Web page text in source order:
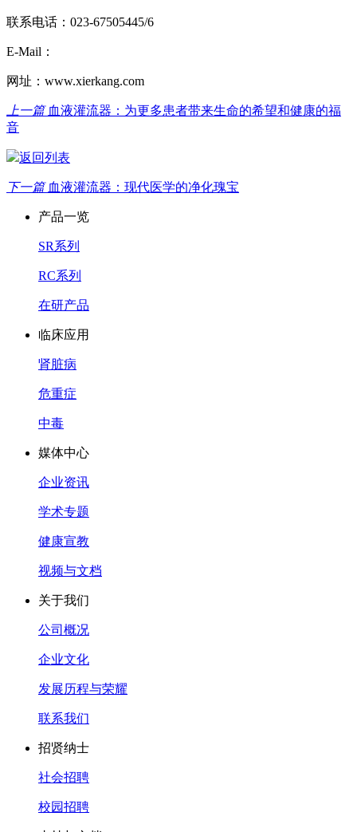
联系电话：023-67505445/6
E-Mail：
网址：www.xierkang.com
上一篇血液灌流器：为更多患者带来生命的希望和健康的福
音
返回列表
下一篇血液灌流器：现代医学的净化瑰宝
产品一览
SR系列
RC系列
在研产品
临床应用
肾脏病
危重症
中毒
媒体中心
企业资讯
学术专题
健康宣教
视频与文档
关于我们
公司概况
企业文化
发展历程与荣耀
联系我们
招贤纳士
社会招聘
校园招聘